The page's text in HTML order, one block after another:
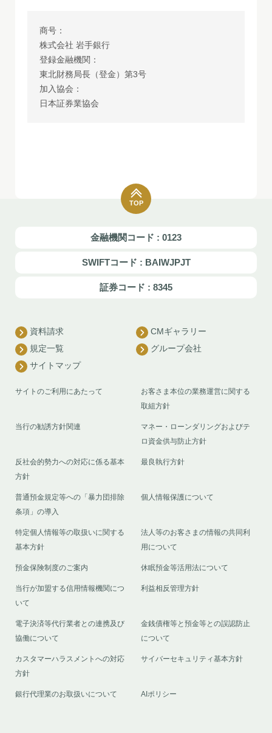
商号：
株式会社 岩手銀行
登録金融機関：
東北財務局長（登金）第3号
加入協会：
日本証券業協会
TOP
金融機関コード : 0123
SWIFTコード : BAIWJPJT
証券コード : 8345
資料請求
CMギャラリー
規定一覧
グループ会社
サイトマップ
サイトのご利用にあたって
お客さま本位の業務運営に関する
取組方針
当行の勧誘方針関連
マネー・ローンダリングおよびテ
ロ資金供与防止方針
反社会的勢力への対応に係る基本
方針
最良執行方針
普通預金規定等への「暴力団排除
条項」の導入
個人情報保護について
特定個人情報等の取扱いに関する
基本方針
法人等のお客さまの情報の共同利
用について
預金保険制度のご案内 休眠預金等活用法について
当行が加盟する信用情報機関につ
いて
利益相反管理方針
電子決済等代行業者との連携及び
協働について
金銭債権等と預金等との誤認防止
について
カスタマーハラスメントへの対応
方針
サイバーセキュリティ基本方針
銀行代理業のお取扱いについて AIポリシー